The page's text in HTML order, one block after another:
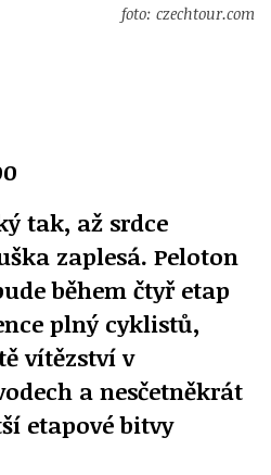
foto: czechtour.com
tak, až srdce
zaplesá. Peloton
během čtyř etap
plný cyklistů,
vítězství v
a nesčetněkrát
etapové bitvy